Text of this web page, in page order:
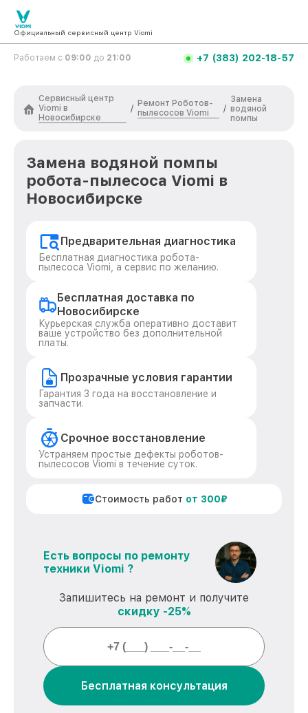
Официальный сервисный центр Viomi
Работаем с 09:00 до 21:00 +7 (383) 202-18-57
Сервисный центр
Viomi в
Новосибирске
/
Ремонт Роботов-
пылесосов Viomi
/
Замена
водяной
помпы
Замена водяной помпы
робота-пылесоса Viomi в
Новосибирске
Предварительная диагностика
Бесплатная диагностика робота-
пылесоса Viomi, а сервис по желанию.
Бесплатная доставка по
Новосибирске
Курьерская служба оперативно доставит
ваше устройство без дополнительной
платы.
Прозрачные условия гарантии
Гарантия 3 года на восстановление и
запчасти.
Срочное восстановление
Устраняем простые дефекты роботов-
пылесосов Viomi в течение суток.
Стоимость работ от 300₽
Есть вопросы по ремонту
техники Viomi ?
Запишитесь на ремонт и получите
скидку -25%
Бесплатная консультация